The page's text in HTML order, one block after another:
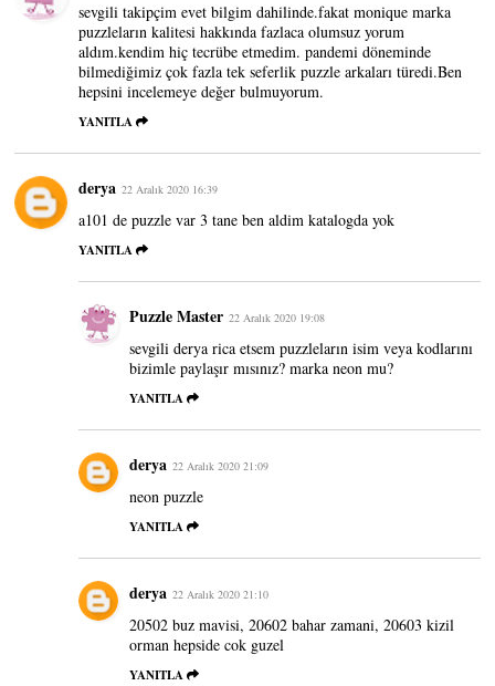
sevgili takipçim evet bilgim dahilinde.fakat monique marka
puzzleların kalitesi hakkında fazlaca olumsuz yorum
aldım.kendim hiç tecrübe etmedim. pandemi döneminde
bilmediğimiz çok fazla tek seferlik puzzle arkaları türedi.Ben
hepsini incelemeye değer bulmuyorum.
YANITLA
derya 22 Aralık 2020 16:39
a101 de puzzle var 3 tane ben aldim katalogda yok
YANITLA
Puzzle Master 22 Aralık 2020 19:08
sevgili derya rica etsem puzzleların isim veya kodlarını
bizimle paylaşır mısınız? marka neon mu?
YANITLA
derya 22 Aralık 2020 21:09
neon puzzle
YANITLA
derya 22 Aralık 2020 21:10
20502 buz mavisi, 20602 bahar zamani, 20603 kizil
orman hepside cok guzel
YANITLA